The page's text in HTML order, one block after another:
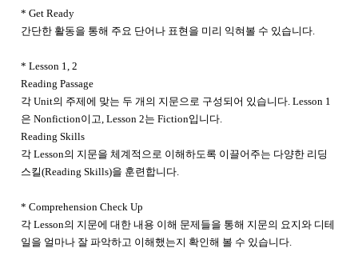
* Get Ready
간단한 활동을 통해 주요 단어나 표현을 미리 익혀볼 수 있습니다.
* Lesson 1, 2
Reading Passage
각 Unit의 주제에 맞는 두 개의 지문으로 구성되어 있습니다. Lesson 1
은 Nonfiction이고, Lesson 2는 Fiction입니다.
Reading Skills
각 Lesson의 지문을 체계적으로 이해하도록 이끌어주는 다양한 리딩
스킬(Reading Skills)을 훈련합니다.
* Comprehension Check Up
각 Lesson의 지문에 대한 내용 이해 문제들을 통해 지문의 요지와 디테
일을 얼마나 잘 파악하고 이해했는지 확인해 볼 수 있습니다.